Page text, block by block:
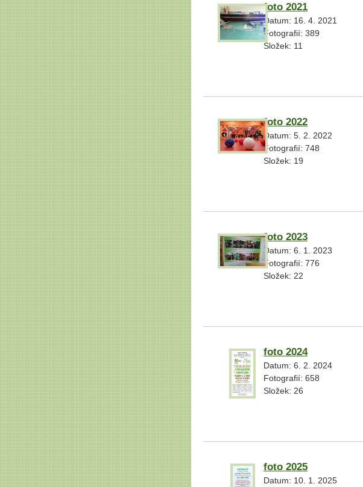
foto 2021
Datum: 16. 4. 2021
Fotografií: 389
Složek: 11
foto 2022
Datum: 5. 2. 2022
Fotografií: 748
Složek: 19
foto 2023
Datum: 6. 1. 2023
Fotografií: 776
Složek: 22
foto 2024
Datum: 6. 2. 2024
Fotografií: 658
Složek: 26
foto 2025
Datum: 10. 1. 2025